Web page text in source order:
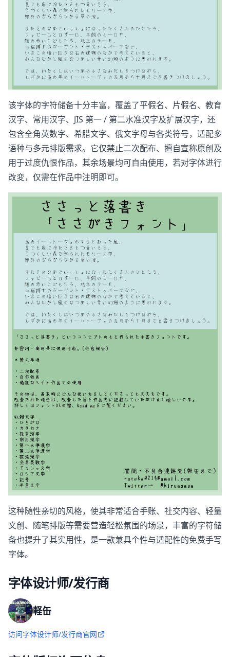
该字体的字符储备十分丰富，覆盖了平假名、片假名、教育
汉字、常用汉字、JIS 第一 / 第二水准汉字及扩展汉字，还
包含全角英数字、希腊文字、俄文字母与各类符号，适配多
语种与多元排版需求。它仅禁止二次配布、擅自宣称原创及
用于过度仇恨作品，其余场景均可自由使用，若对字体进行
改変，仅需在作品中注明即可。
这种随性亲切的风格，使其非常适合手账、社交内容、轻量
文创、随笔排版等需要营造轻松氛围的场景，丰富的字符储
备也提升了其实用性，是一款兼具个性与适配性的免费手写
字体。
字体设计师/发行商
軽缶
访问字体设计师/发行商官网